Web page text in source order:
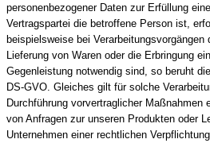
personenbezogener Daten zur Erfüllung
Vertragspartei die betroffene Person ist,
beispielsweise bei
Lieferung von Waren oder die Erbringung
Gegenleistung notwendig sind, so beruht
DS-GVO. Gleiches gilt für solche
Durchführung vorvertraglicher Maßnahmen
von Anfragen zur unseren Produkten oder
Unternehmen einer rechtlichen